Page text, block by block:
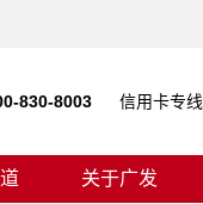
830-8003 信用卡专线
关于广发